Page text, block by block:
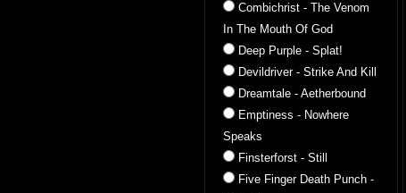
Combichrist - The Venom
In The Mouth Of God
Deep Purple - Splat!
Devildriver - Strike And Kill
Dreamtale - Aetherbound
Emptiness - Nowhere
Speaks
Finsterforst - Still
Five Finger Death Punch -